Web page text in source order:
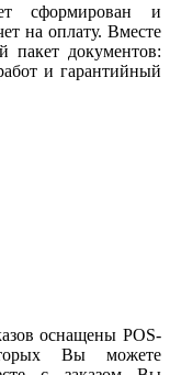
сформирован и
на оплату. Вместе
пакет документов:
и гарантийный
оснащены POS-
Вы можете